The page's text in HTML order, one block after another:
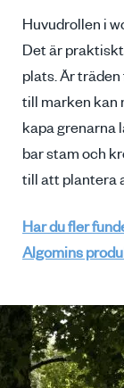
Huvudrollen i
Det är
plats. Är träden
till marken kan
kapa grenarna
bar stam och
till att plantera
Har du fler
Algomins